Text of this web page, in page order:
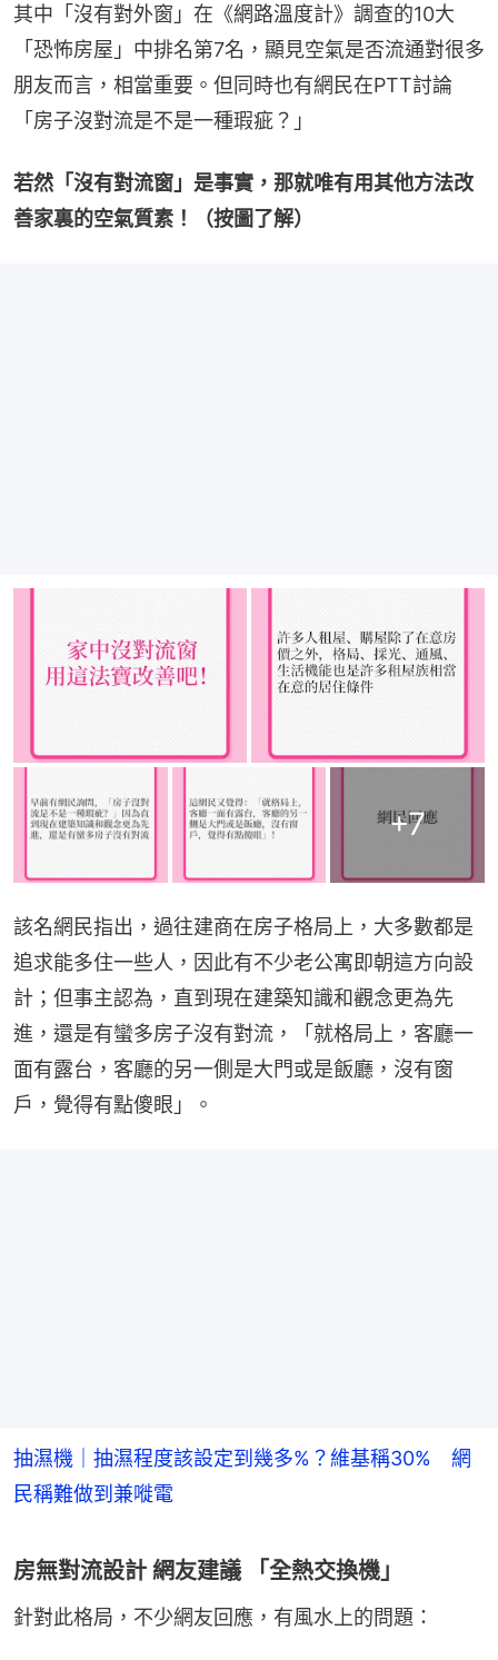
其中「沒有對外窗」在《網路溫度計》調查的10大
「恐怖房屋」中排名第7名，顯見空氣是否流通對很多
朋友而言，相當重要。但同時也有網民在PTT討論
「房子沒對流是不是一種瑕疵？」
若然「沒有對流窗」是事實，那就唯有用其他方法改
善家裏的空氣質素！（按圖了解）
+7
該名網民指出，過往建商在房子格局上，大多數都是
追求能多住一些人，因此有不少老公寓即朝這方向設
計；但事主認為，直到現在建築知識和觀念更為先
進，還是有蠻多房子沒有對流，「就格局上，客廳一
面有露台，客廳的另一側是大門或是飯廳，沒有窗
戶，覺得有點傻眼」。
抽濕機｜抽濕程度該設定到幾多%？維基稱30% 網
民稱難做到兼嘥電
房無對流設計 網友建議 「全熱交換機」
針對此格局，不少網友回應，有風水上的問題：